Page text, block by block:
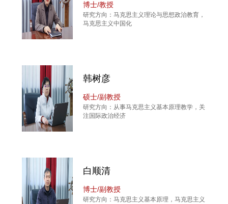
博士/教授
研究方向：马克思主义理论与思想政治教育，
马克思主义中国化
韩树彦
硕士/副教授
研究方向：从事马克思主义基本原理教学，关
注国际政治经济
白顺清
博士/副教授
研究方向：马克思主义基本原理，马克思主义